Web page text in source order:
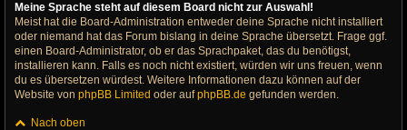
Meine Sprache steht auf diesem Board nicht zur Auswahl!
Meist hat die Board-Administration entweder deine Sprache nicht installiert
oder niemand hat das Forum bislang in deine Sprache übersetzt. Frage ggf.
einen Board-Administrator, ob er das Sprachpaket, das du benötigst,
installieren kann. Falls es noch nicht existiert, würden wir uns freuen, wenn
du es übersetzen würdest. Weitere Informationen dazu können auf der
Website von phpBB Limited oder aufphpBB.de gefunden werden.
Nach oben